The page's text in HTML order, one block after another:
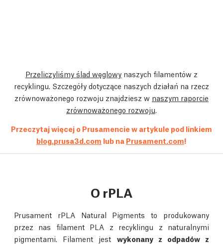
Przeliczyliśmy ślad węglowy naszych filamentów z
recyklingu. Szczegóły dotyczące naszych działań na rzecz
zrównoważonego rozwoju znajdziesz w naszym raporcie
zrównoważonego rozwoju
Przeczytaj więcej o Prusamencie w artykule pod linkiem
blog.prusa3d.com lub na Prusament.com!
O rPLA
Prusament rPLA Natural Pigments to produkowany
przez nas filament PLA z recyklingu z naturalnymi
pigmentami. Filament jest wykonany z odpadów z